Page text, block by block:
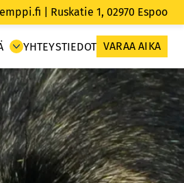
| Ruskatie 1, 02970 Espoo
YHTEYSTIEDOT VARAA AIKA